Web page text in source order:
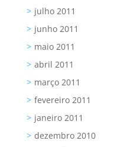
julho 2011
junho 2011
maio 2011
abril 2011
março 2011
fevereiro 2011
janeiro 2011
dezembro 2010